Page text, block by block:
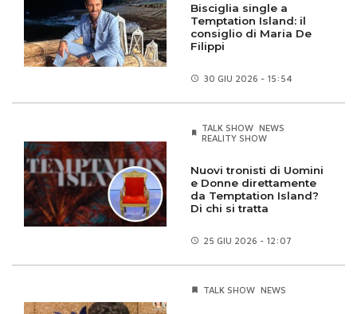
Bisciglia single a
Temptation Island: il
consiglio di Maria De
Filippi
30 GIU 2026 - 15:54
TALK SHOW NEWS
REALITY SHOW
Nuovi tronisti di Uomini
e Donne direttamente
da Temptation Island?
Di chi si tratta
25 GIU 2026 - 12:07
TALK SHOW NEWS